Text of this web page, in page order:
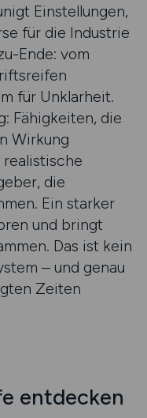
Einstellungen,
für die Industrie
Ende: vom
für Unklarheit.
Fähigkeiten, die
Wirkung
die
Ein starker
und bringt
Das ist kein
– und genau
Zeiten
entdecken